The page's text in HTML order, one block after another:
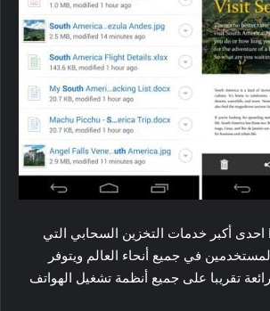
تعتبر خدمة Dropbox احدى أكبر خدمات التخزين السحابي التي
في جميع أنحاء العالم ويتوفر
تقريبا على جميع أنظمة تشغيل الهواتف